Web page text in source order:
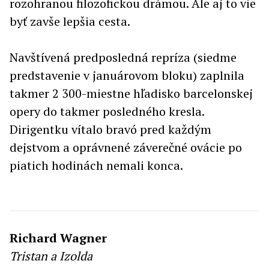
rozohranou filozofickou drámou. Ale aj to vie
byť zavše lepšia cesta.
Navštívená predposledná repríza (siedme
predstavenie v januárovom bloku) zaplnila
takmer 2 300-miestne hľadisko barcelonskej
opery do takmer posledného kresla.
Dirigentku vítalo bravó pred každým
dejstvom a oprávnené záverečné ovácie po
piatich hodinách nemali konca.
Richard Wagner
Tristan a Izolda